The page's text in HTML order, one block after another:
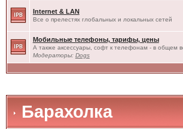
Internet & LAN
Все о прелестях глобальных и локальных сетей
Мобильные телефоны, тарифы, цены
А также аксессуары, софт к телефонам - в общем
Модераторы: Dogs
Барахолка